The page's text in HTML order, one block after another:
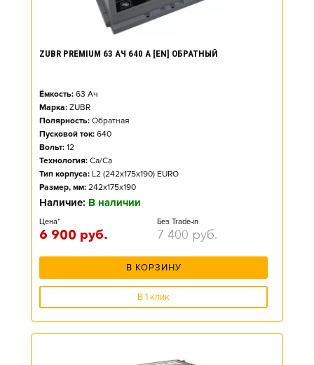
ZUBR PREMIUM 63 АЧ 640 А [EN] ОБРАТНЫЙ
Ёмкость: 63 Ач
Марка: ZUBR
Полярность: Обратная
Пусковой ток: 640
Вольт: 12
Технология: Ca/Ca
Тип корпуса: L2 (242x175x190) EURO
Размер, мм: 242x175x190
Наличие: В наличии
Цена*
6 900 руб.
Без Trade-in
7 400 руб.
В КОРЗИНУ
В 1 клик